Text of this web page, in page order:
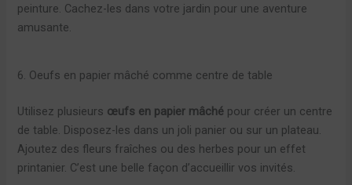
peinture. Cachez-les dans votre jardin pour une aventure
amusante.
6. Oeufs en papier mâché comme centre de table
Utilisez plusieurs œufs en papier mâché pour créer un centre
de table. Disposez-les dans un joli panier ou sur un plateau.
Ajoutez des fleurs fraîches ou des herbes pour un effet
printanier. C’est une belle façon d’accueillir vos invités.